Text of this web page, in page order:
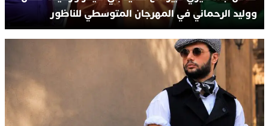
ووليد الرحماني في المهرجان المتوسطي للناظور